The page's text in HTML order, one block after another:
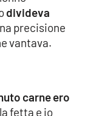
divideva
precisione
vantava.
carne ero
fetta e io